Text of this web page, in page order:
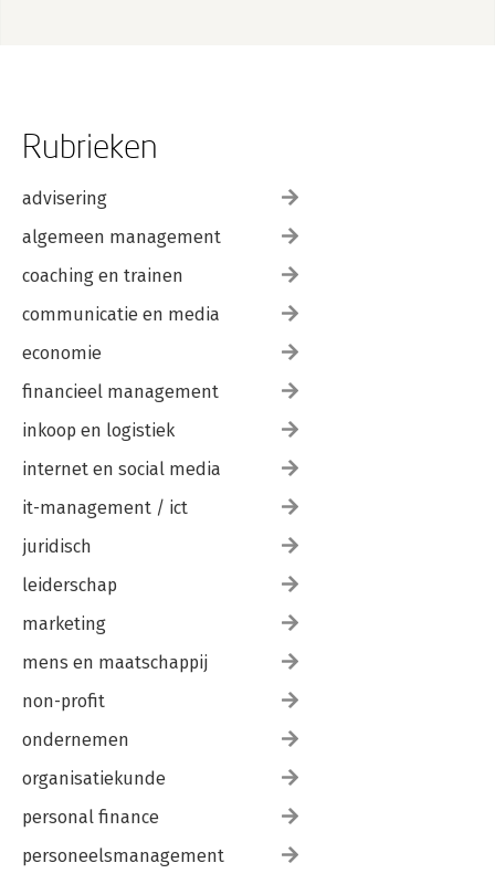
Rubrieken
advisering
algemeen management
coaching en trainen
communicatie en media
economie
financieel management
inkoop en logistiek
internet en social media
it-management / ict
juridisch
leiderschap
marketing
mens en maatschappij
non-profit
ondernemen
organisatiekunde
personal finance
personeelsmanagement